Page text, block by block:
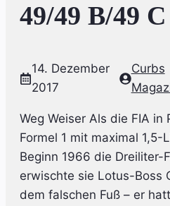
49/49 B/49 C
14. Dezember
2017
Curbs
Weg Weiser Als die FIA in
Formel 1 mit maximal
Beginn 1966 die Dreiliter-
erwischte sie Lotus-Boss
dem falschen Fuß – er